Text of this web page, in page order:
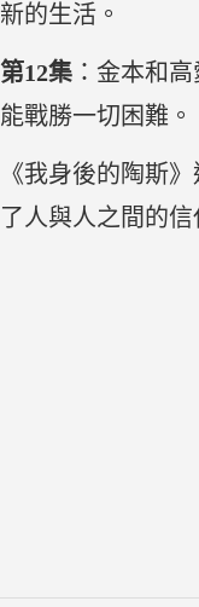
新的生活。
第12集 ：金本和
能戰勝一切困難。
《我身後的陶斯
了人與人之間的信